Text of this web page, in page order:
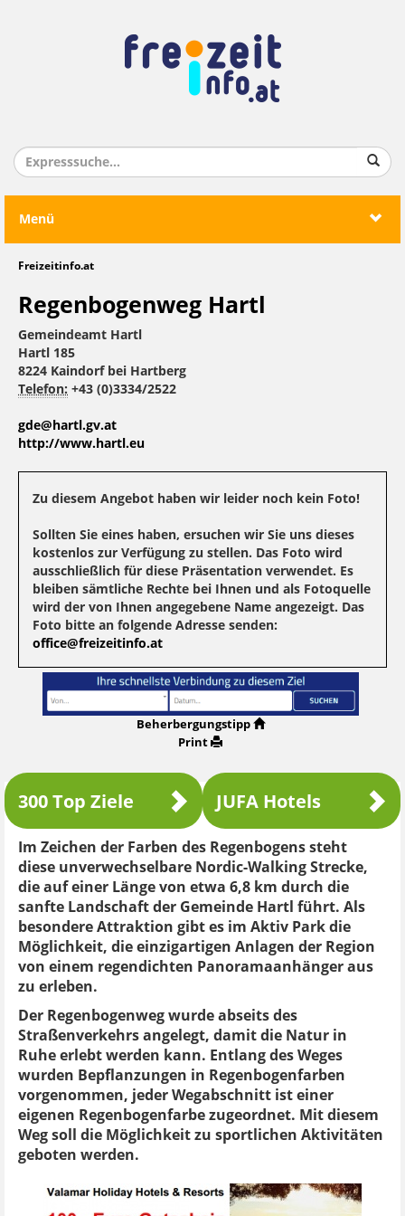
Menü
Freizeitinfo.at
Regenbogenweg Hartl
Gemeindeamt Hartl
Hartl 185
8224 Kaindorf bei Hartberg
Telefon: +43 (0)3334/2522
gde@hartl.gv.at
http://www.hartl.eu
Zu diesem Angebot haben wir leider noch kein Foto!
Sollten Sie eines haben, ersuchen wir Sie uns dieses
kostenlos zur Verfügung zu stellen. Das Foto wird
ausschließlich für diese Präsentation verwendet. Es
bleiben sämtliche Rechte bei Ihnen und als Fotoquelle
wird der von Ihnen angegebene Name angezeigt. Das
Foto bitte an folgende Adresse senden:
office@freizeitinfo.at
Beherbergungstipp
Print
300 Top Ziele JUFA Hotels
Im Zeichen der Farben des Regenbogens steht
diese unverwechselbare Nordic-Walking Strecke,
die auf einer Länge von etwa 6,8 km durch die
sanfte Landschaft der Gemeinde Hartl führt. Als
besondere Attraktion gibt es im Aktiv Park die
Möglichkeit, die einzigartigen Anlagen der Region
von einem regendichten Panoramaanhänger aus
zu erleben.
Der Regenbogenweg wurde abseits des
Straßenverkehrs angelegt, damit die Natur in
Ruhe erlebt werden kann. Entlang des Weges
wurden Bepflanzungen in Regenbogenfarben
vorgenommen, jeder Wegabschnitt ist einer
eigenen Regenbogenfarbe zugeordnet. Mit diesem
Weg soll die Möglichkeit zu sportlichen Aktivitäten
geboten werden.